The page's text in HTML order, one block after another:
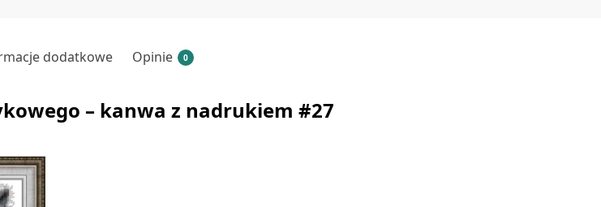
dodatkowe Opinie 0
– kanwa z nadrukiem #27